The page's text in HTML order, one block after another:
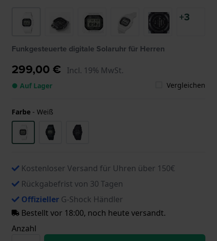
+3
Funkgesteuerte digitale Solaruhr für Herren
299,00 € Incl. 19% MwSt.
● Auf Lager Vergleichen
Farbe - Weiß
Kostenloser Versand für Uhren über 150€
Rückgabefrist von 30 Tagen
Offizieller G-Shock Händler
Bestellt vor 18:00, noch heute versandt.
Anzahl